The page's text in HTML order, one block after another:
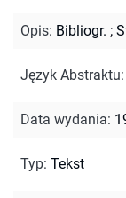
Opis: Bibliogr. ;
Język Abstraktu:
Data wydania:
Typ: Tekst